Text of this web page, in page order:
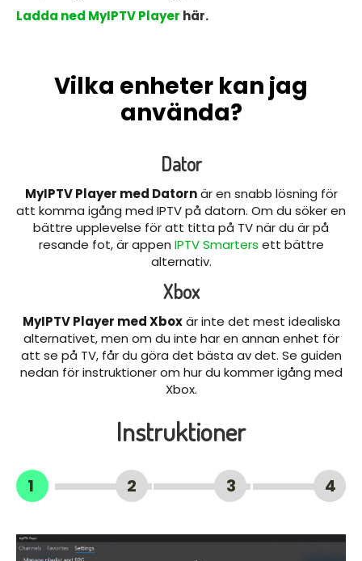
Ladda ned MyIPTV Player här.
Vilka enheter kan jag
använda?
Dator
MyIPTV Player med Datornär en snabb lösning för
att komma igång med IPTV på datorn. Om du söker en
bättre upplevelse för att titta på TV när du är på
resande fot, är appen IPTV Smarters ett bättre
alternativ.
Xbox
MyIPTV Player med Xboxär inte det mest idealiska
alternativet, men om du inte har en annan enhet för
att se på TV, får du göra det bästa av det. Se guiden
nedan för instruktioner om hur du kommer igång med
Xbox.
Instruktioner
1 2 3 4